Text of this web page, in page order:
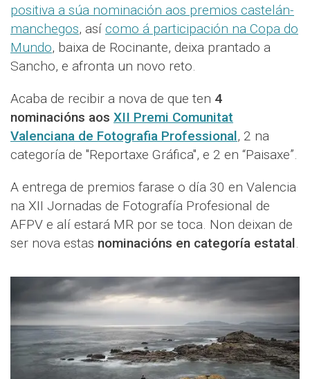
positiva a súa nominación aos premios castelán-
manchegos, así como á participación na Copa do
Mundo, baixa de Rocinante, deixa prantado a
Sancho, e afronta un novo reto.
Acaba de recibir a nova de que ten 4
nominacións aos XII Premi Comunitat
Valenciana de Fotografia Professional, 2 na
categoría de "Reportaxe Gráfica", e 2 en “Paisaxe”.
A entrega de premios farase o día 30 en Valencia
na XII Jornadas de Fotografía Profesional de
AFPV e alí estará MR por se toca. Non deixan de
ser nova estas nominacións en categoría estatal.